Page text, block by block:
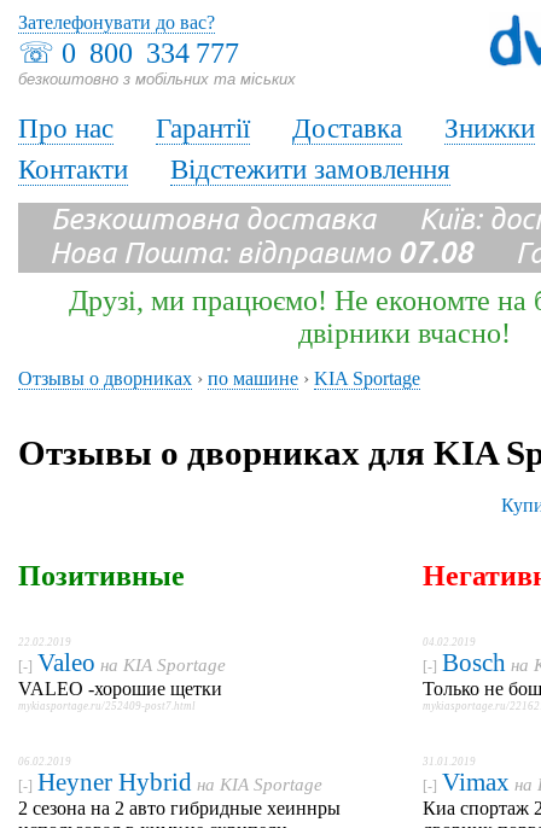
☏ 0 800 334 777
безкоштовно з мобільних та міських
Зателефонувати до вас?
Про нас Гарантії Доставка
Знижки
Контакти
Відстежити замовлення
Безкоштовна доставка Київ:
Нова Пошта: відправимо 07.08
Друзі, ми працюємо! Не економте на
двірники вчасно!
Отзывы о дворниках › по машине › KIA Sportage
Отзывы о дворниках для KIA
Позитивные
22.02.2019
[-] Valeo на KIA Sportage
VALEO -хорошие щетки
mykiasportage.ru/252409-post7.html
06.02.2019
[-] Heyner Hybrid на KIA Sportage
2 сезона на 2 авто гибридные хеиннры
04.02.2019
[-] Bosch на
Только не
mykiasportage.ru/
31.01.2019
[-] Vimax на
Киа спортаж